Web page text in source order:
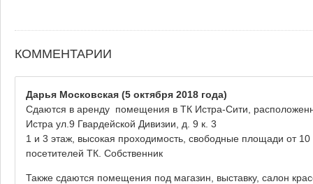
КОММЕНТАРИИ
Дарья Московская (5 октября 2018 года)
Сдаются в аренду помещения в ТК Истра-Сити,
Истра ул.9 Гвардейской Дивизии, д. 9 к. 3
1 и 3 этаж, высокая проходимость, свободные площади от
посетителей ТК. Собственник
Также сдаются помещения под магазин, выставку, салон